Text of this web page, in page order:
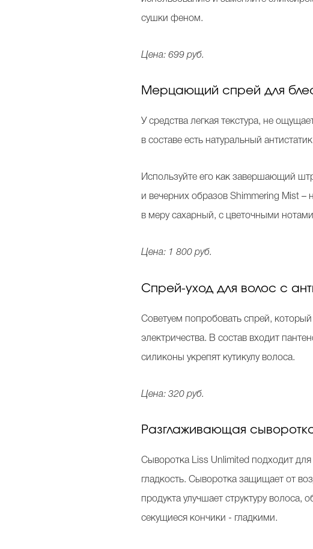
сушки феном.
Цена: 699 руб.
Мерцающий спрей для
У средства легкая текстура, не
в составе есть натуральный
Используйте его как завершающий
и вечерних образов Shimmering Mist –
в меру сахарный, с цветочными
Цена: 1 800 руб.
Спрей-уход для волос с
Советуем попробовать спрей,
электричества. В состав входит
силиконы укрепят кутикулу волоса.
Цена: 320 руб.
Разглаживающая
Сыворотка Liss Unlimited подходит
гладкость. Сыворотка защищает от
продукта улучшает структуру
секущиеся кончики - гладкими.